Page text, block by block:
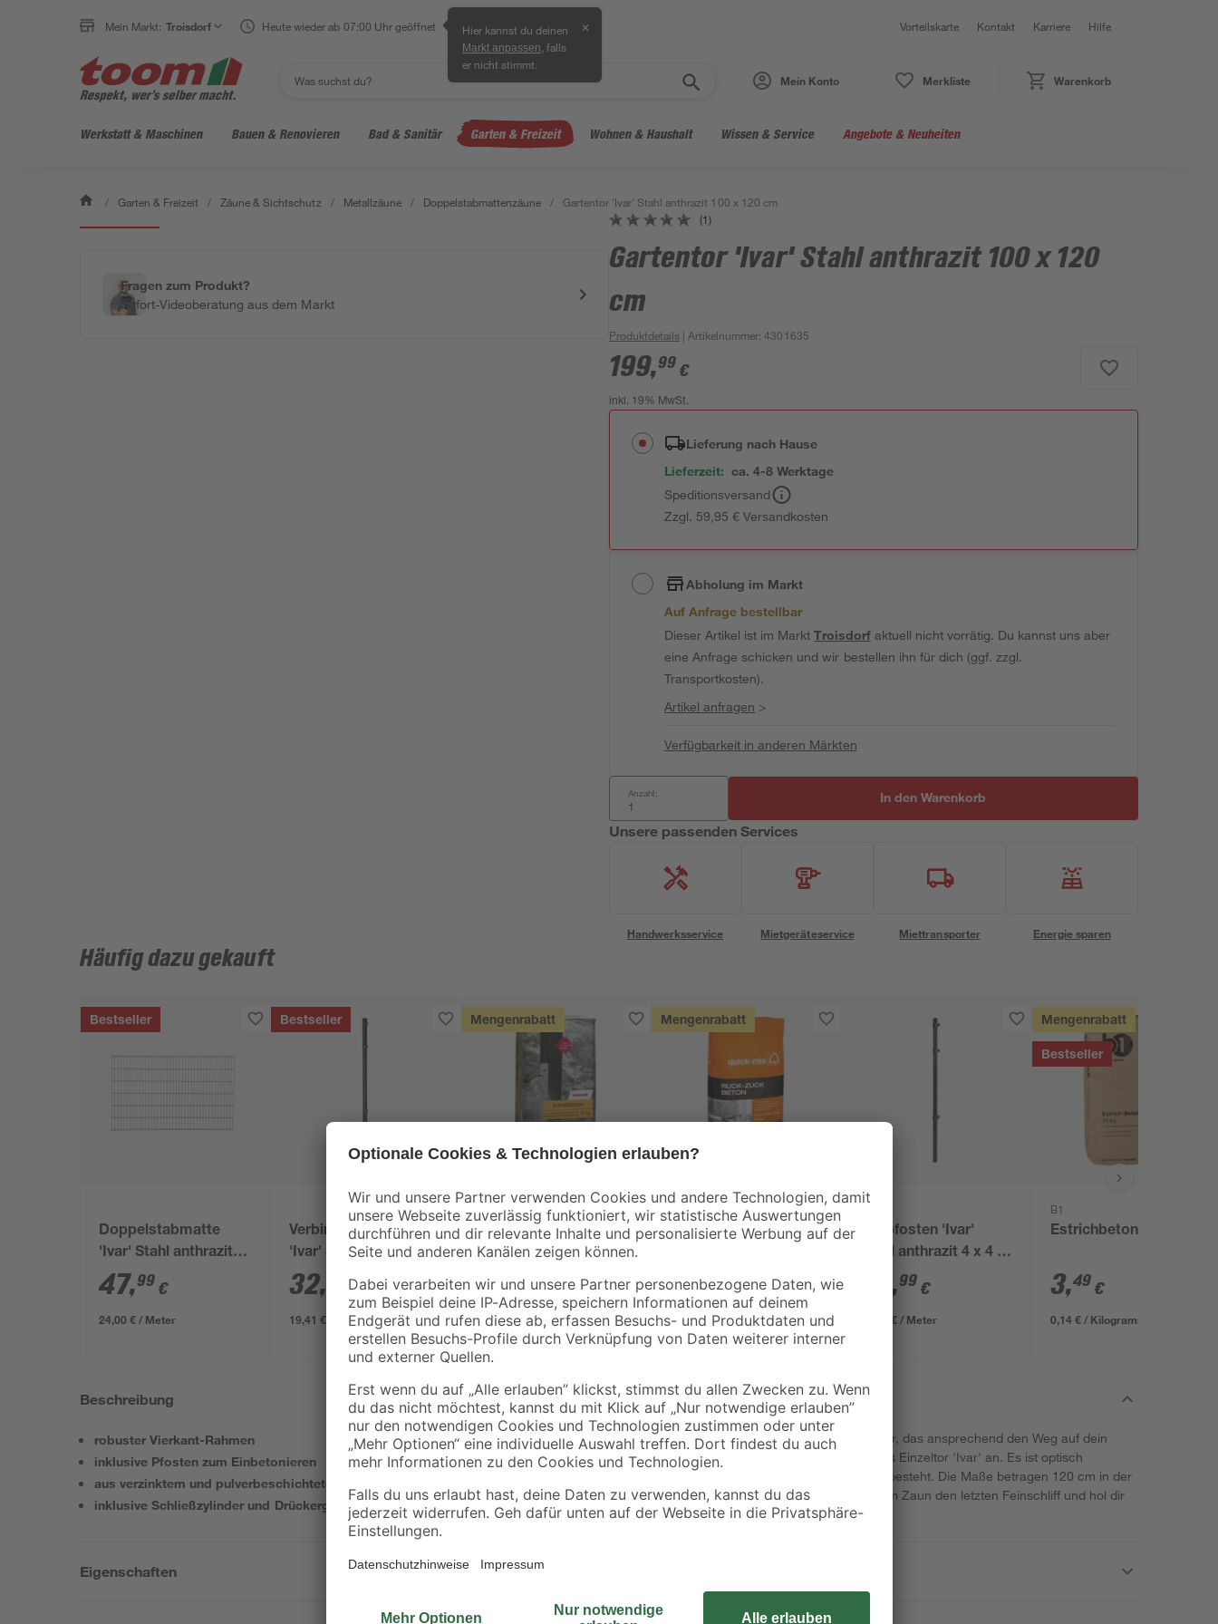
Mein Markt: Troisdorf Heute wieder ab 07:00 Uhr geöffnet Hier kannst du deinen
Markt anpassen , falls
er nicht stimmt.
✕ Vorteilskarte Kontakt Karriere Hilfe
Mein Konto Merkliste Warenkorb
Werkstatt & Maschinen Bauen & Renovieren Bad & Sanitär Garten & Freizeit Wohnen & Haushalt Wissen & Service Angebote & Neuheiten
/ Garten & Freizeit / Zäune & Sichtschutz / Metallzäune / Doppelstabmattenzäune / Gartentor 'Ivar' Stahl anthrazit 100 x 120 cm
Fragen zum Produkt?
Sofort-Videoberatung aus dem Markt
(1)
Gartentor 'Ivar' Stahl anthrazit 100 x 120
cm
Produktdetails | Artikelnummer:4301635
199,99 €
inkl. 19% MwSt.
Lieferung nach Hause
Lieferzeit: ca. 4-8 Werktage
Speditionsversand
Zzgl. 59,95 € Versandkosten
Abholung im Markt
Auf Anfrage bestellbar
Dieser Artikel ist im MarktTroisdorfaktuell nicht vorrätig. Du kannst uns aber
eine Anfrage schicken und wir bestellen ihn für dich (ggf. zzgl.
Transportkosten).
Artikel anfragen >
Verfügbarkeit in anderen Märkten
Anzahl: In den Warenkorb
Unsere passenden Services
Handwerksservice Mietgeräteservice Miettransporter Energie sparen
Häufig dazu gekauft
Bestseller
Doppelstabmatte
'Ivar' Stahl anthrazit
200 x 123 cm
47,99 €
24,00 € / Meter
Bestseller
Verbindungspfosten
'Ivar' Stahl anthrazit
170 x 4 x 4 cm
32, €
19,41 € / Meter
Mengenrabatt
toom
Schnellbeton 25 kg
7,99€
0,32 € / Kilogramm
Mengenrabatt
Quick-mix
Beton 'Ruck-Zuck' 25
8,99€
0,36 € / Kilogramm
Eckpfosten 'Ivar'
Stahl anthrazit 4 x 4 x
170 cm
,99 €
25,29 € / Meter
Mengenrabatt
Bestseller
B1
Estrichbeton 25 kg
3,49 €
0,14 € / Kilogramm
Beschreibung
robuster Vierkant-Rahmen
inklusive Pfosten zum Einbetonieren
aus verzinktem und pulverbeschichtetem Stahl
inklusive Schließzylinder und Drückergarnitur
Du suchst nach einem ansprechenden Gartentor, das ansprechend den Weg auf dein
Grundstück ermöglicht? Dann schau dir jetzt das Einzeltor 'Ivar' an. Es ist optisch
ansprechend und beständig, weil es aus Metall besteht. Die Maße betragen 120 cm in der
Höhe und 100 cm in der Breite. Verpasse deinem Zaun den letzten Feinschliff und hol dir
das Einzeltor.
Eigenschaften